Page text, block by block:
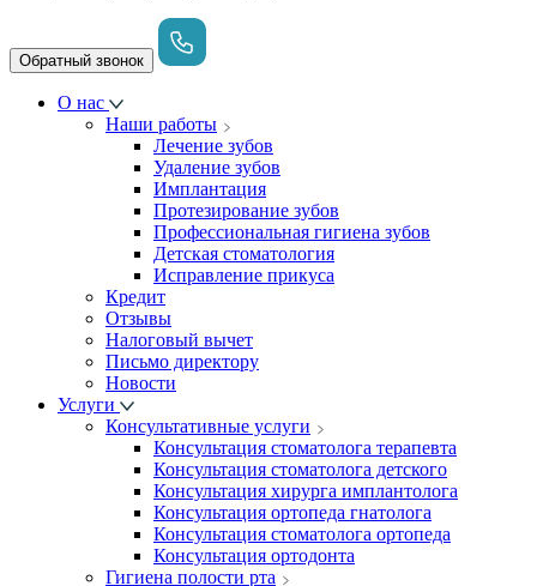
Обратный звонок
О нас
Наши работы
Лечение зубов
Удаление зубов
Имплантация
Протезирование зубов
Профессиональная гигиена зубов
Детская стоматология
Исправление прикуса
Кредит
Отзывы
Налоговый вычет
Письмо директору
Новости
Услуги
Консультативные услуги
Консультация стоматолога терапевта
Консультация стоматолога детского
Консультация хирурга имплантолога
Консультация ортопеда гнатолога
Консультация стоматолога ортопеда
Консультация ортодонта
Гигиена полости рта